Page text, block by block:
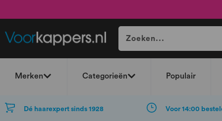
Merken Categorieën Populair
Dé haarexpert sinds 1928 Voor 14:00